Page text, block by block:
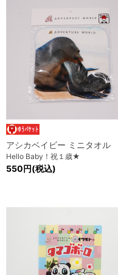
アシカベイビー ミニタオル
Hello Baby！祝１歳★
550円(税込)